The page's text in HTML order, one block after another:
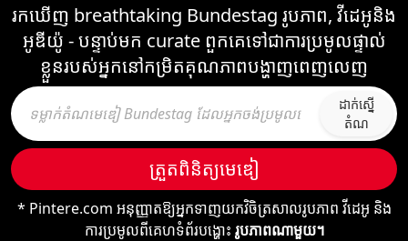
រកឃើញ breathtaking Bundestag រូបភាព, វីដេអូនិង
អូឌីយ៉ូ - បន្ទាប់មក curate ពួកគេទៅជាការប្រមូលផ្ទាល់
ខ្លួនរបស់អ្នកនៅកម្រិតគុណភាពបង្ហាញពេញលេញ
ដាក់ស្នើ​
តំណ
ត្រួតពិនិត្យ​មេឌៀ
* Pintere.com អនុញ្ញាតឱ្យអ្នកទាញយកវិចិត្រសាលរូបភាព វីដេអូ និង
ការប្រមូលពីគេហទំព័របង្ហោះ រូបភាពណាមួយ។